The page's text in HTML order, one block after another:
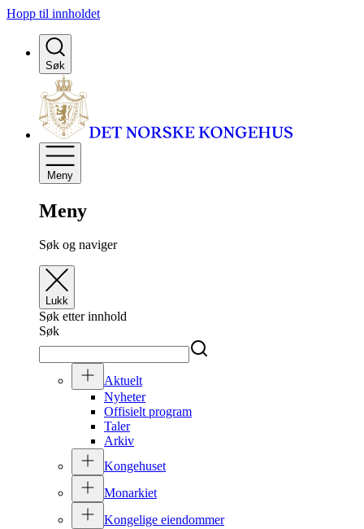
Hopp til innholdet
Søk
Meny
Meny
Søk og naviger
Lukk
Søk etter innhold
Søk
Aktuelt
Nyheter
Offisielt program
Taler
Arkiv
Kongehuset
Monarkiet
Kongelige eiendommer